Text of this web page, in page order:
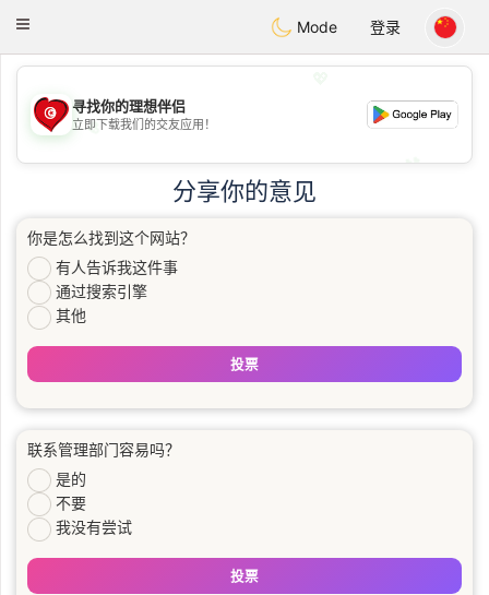
Tunisia Dating
Toggle
Mode 登录
💖
💕
💕
寻找你的理想伴侣
立即下载我们的交友应用！
分享你的意见
你是怎么找到这个网站？
有人告诉我这件事
通过搜索引擎
其他
投票
联系管理部门容易吗？
是的
不要
我没有尝试
投票